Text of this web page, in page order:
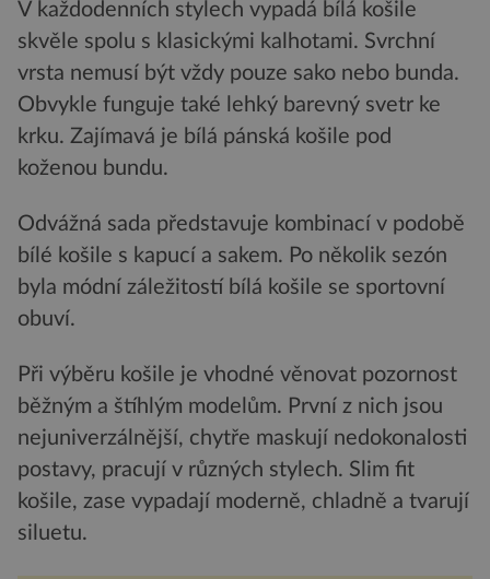
V každodenních stylech vypadá bílá košile
skvěle spolu s klasickými kalhotami. Svrchní
vrsta nemusí být vždy pouze sako nebo bunda.
Obvykle funguje také lehký barevný svetr ke
krku. Zajímavá je bílá pánská košile pod
koženou bundu.
Odvážná sada představuje kombinací v podobě
bílé košile s kapucí a sakem. Po několik sezón
byla módní záležitostí bílá košile se sportovní
obuví.
Při výběru košile je vhodné věnovat pozornost
běžným a štíhlým modelům. První z nich jsou
nejuniverzálnější, chytře maskují nedokonalosti
postavy, pracují v různých stylech. Slim fit
košile, zase vypadají moderně, chladně a tvarují
siluetu.